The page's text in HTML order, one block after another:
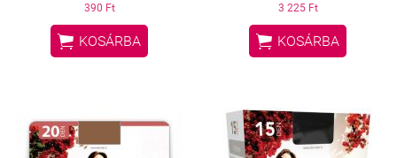
390 Ft
 KOSÁRBA
3 225 Ft
 KOSÁRBA